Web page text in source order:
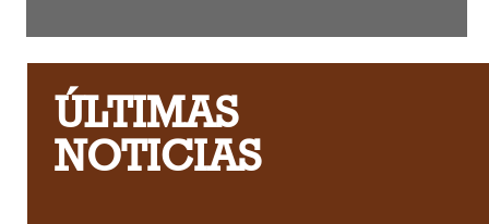
ÚLTIMAS
NOTICIAS